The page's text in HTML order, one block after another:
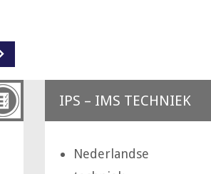
IPS – IMS TECHNIEK
Nederlandse